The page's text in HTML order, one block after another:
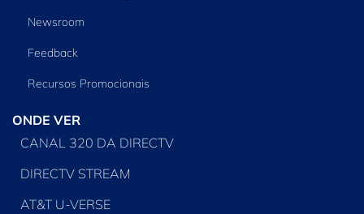
Newsroom
Feedback
Recursos Promocionais
ONDE VER
CANAL 320 DA DIRECTV
DIRECTV STREAM
AT&T U-VERSE